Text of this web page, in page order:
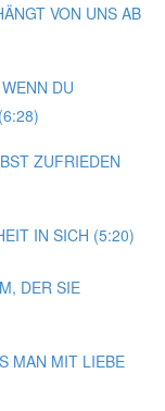
VON UNS AB
DU
ZUFRIEDEN
IN SICH (5:20)
DER SIE
MAN MIT LIEBE